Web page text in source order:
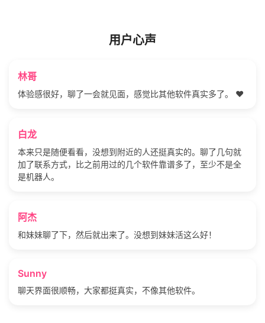
用户心声
林哥
体验感很好，聊了一会就见面，感觉比其他软件真实多了。 ❤️
白龙
本来只是随便看看，没想到附近的人还挺真实的。聊了几句就
加了联系方式，比之前用过的几个软件靠谱多了，至少不是全
是机器人。
阿杰
和妹妹聊了下，然后就出来了。没想到妹妹活这么好！
Sunny
聊天界面很顺畅，大家都挺真实，不像其他软件。